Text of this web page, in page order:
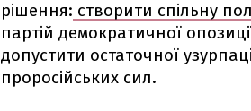
рішення: створити спільну
партій демократичної
допустити остаточної
проросійських сил.